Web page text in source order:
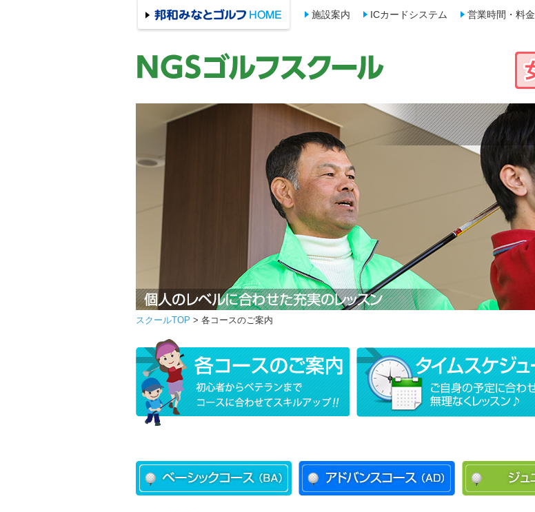
施設案内 ICカードシステム 営業時間・料金
スクールTOP > 各コースのご案内